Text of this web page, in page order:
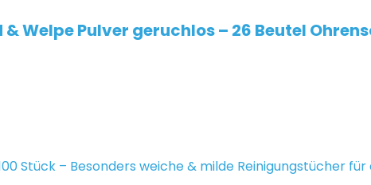
Welpe Pulver geruchlos – 26 Beutel